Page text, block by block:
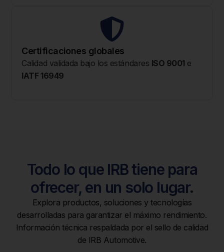
Certificaciones globales
Calidad validada bajo los estándares ISO 9001 e
IATF 16949
Todo lo que IRB tiene para
ofrecer, en un solo lugar.
Explora productos, soluciones y tecnologías
desarrolladas para garantizar el máximo rendimiento.
Información técnica respaldada por el sello de calidad
de IRB Automotive.